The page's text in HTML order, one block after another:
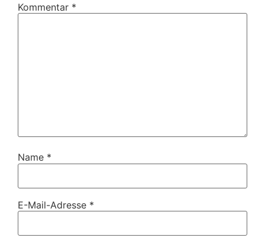
Kommentar *
Name *
E-Mail-Adresse *